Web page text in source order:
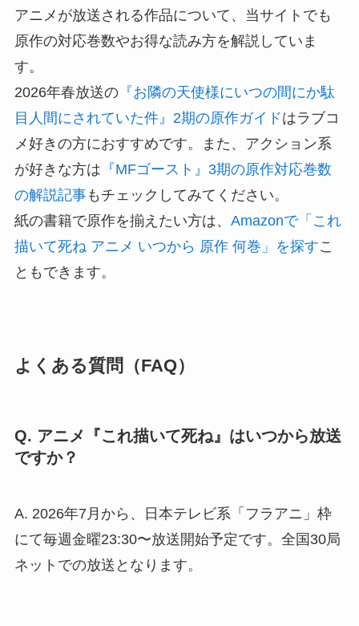
アニメが放送される作品について、当サイトでも
原作の対応巻数やお得な読み方を解説していま
す。
2026年春放送の『お隣の天使様にいつの間にか駄
目人間にされていた件』2期の原作ガイドはラブコ
メ好きの方におすすめです。また、アクション系
が好きな方は 『MFゴースト』3期の原作対応巻数
の解説記事もチェックしてみてください。
紙の書籍で原作を揃えたい方は、 Amazonで「これ
描いて死ね アニメ いつから 原作 何巻」を探すこ
ともできます。
よくある質問（FAQ）
Q. アニメ『これ描いて死ね』はいつから放送
ですか？
A. 2026年7月から、日本テレビ系「フラアニ」枠
にて毎週金曜23:30〜放送開始予定です。全国30局
ネットでの放送となります。